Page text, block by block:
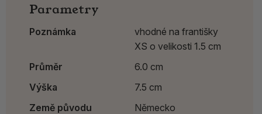
Parametry
Poznámka
vhodné na františky
XS o velikosti 1.5 cm
Průměr
6.0 cm
Výška
7.5 cm
Země původu
Německo